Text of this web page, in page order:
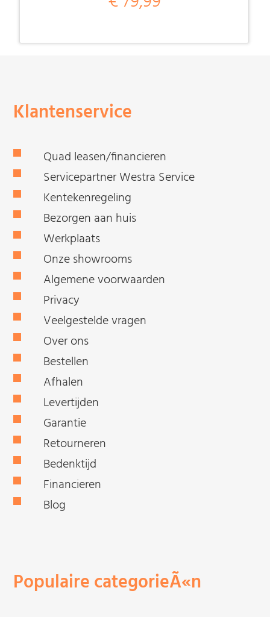
Klantenservice
Quad leasen/financieren
Servicepartner Westra Service
Kentekenregeling
Bezorgen aan huis
Werkplaats
Onze showrooms
Algemene voorwaarden
Privacy
Veelgestelde vragen
Over ons
Bestellen
Afhalen
Levertijden
Garantie
Retourneren
Bedenktijd
Financieren
Blog
Populaire categorieÃ«n